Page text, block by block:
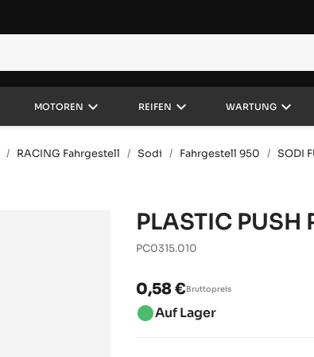
MOTOREN keyboard_arrow_down REIFEN keyboard_arrow_down WARTUNG keyboard_arrow_down
RACING Fahrgestell Sodi Fahrgestell 950 SODI
PLASTIC PUSH
PC0315.010
0,58 €Bruttopreis
brightness_1Auf Lager